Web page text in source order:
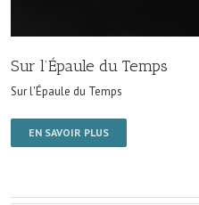
Sur l’Épaule du Temps
Sur l'Épaule du Temps
EN SAVOIR PLUS